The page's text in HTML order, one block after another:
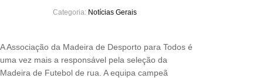
Categoria: Notícias Gerais
A Associação da Madeira de Desporto para Todos é
uma vez mais a responsável pela seleção da
Madeira de Futebol de rua. A equipa campeã